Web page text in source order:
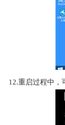
12.重启过程中，